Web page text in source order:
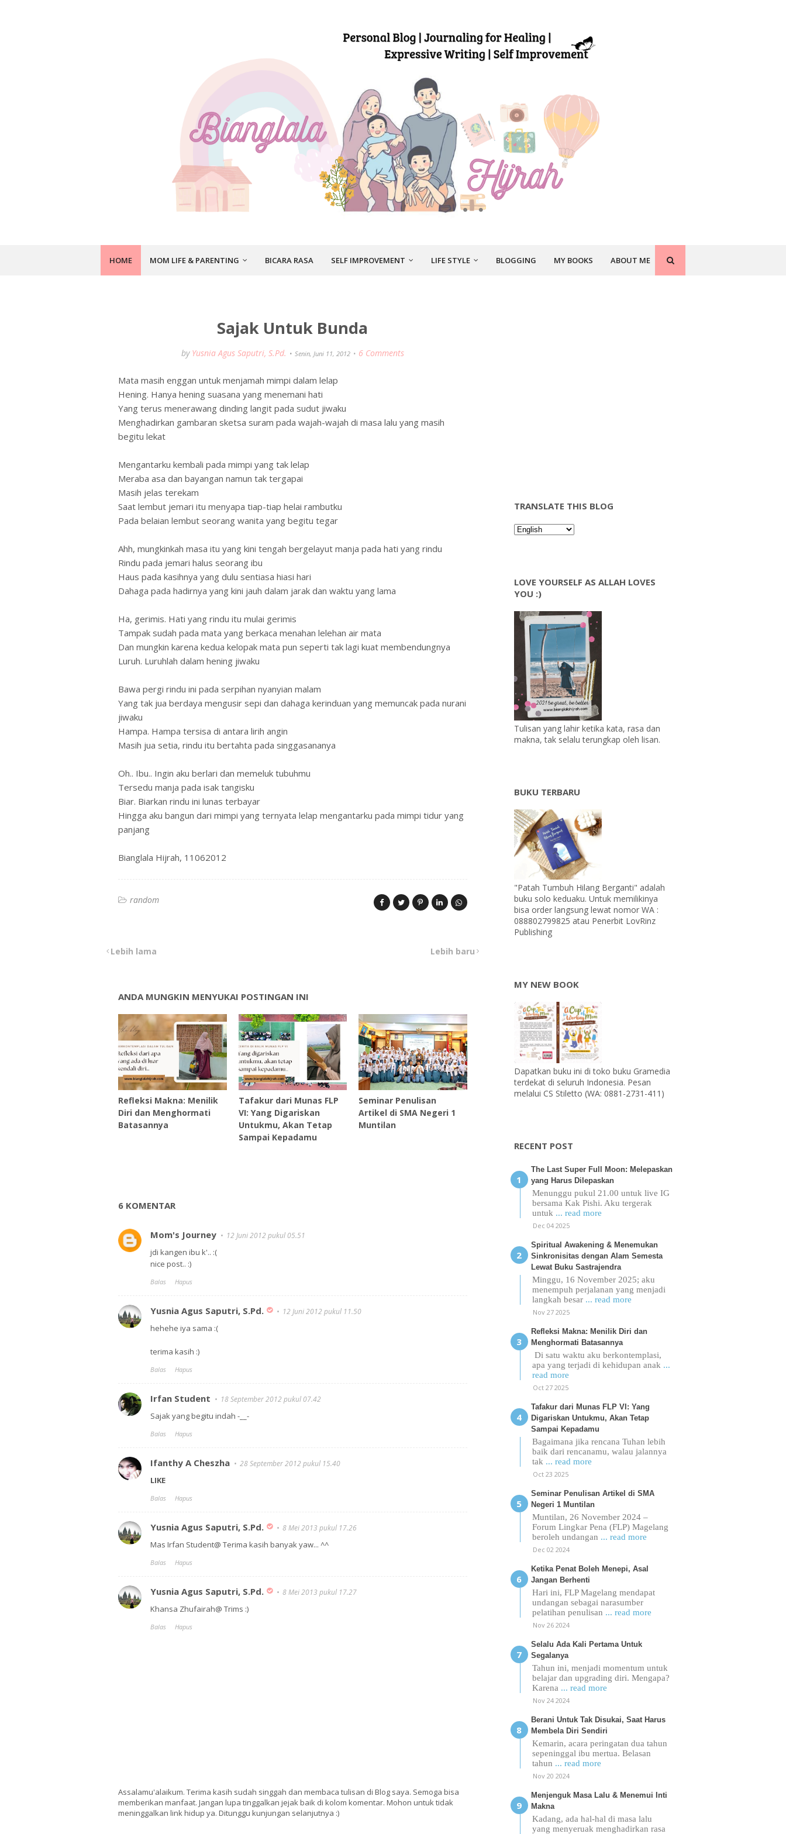
HOME MOM LIFE & PARENTING BICARA RASA SELF IMPROVEMENT LIFE STYLE BLOGGING MY BOOKS ABOUT ME
Sajak Untuk Bunda
by Yusnia Agus Saputri, S.Pd. Senin, Juni 11, 2012 6 Comments
Mata masih enggan untuk menjamah mimpi dalam lelap
Hening. Hanya hening suasana yang menemani hati
Yang terus menerawang dinding langit pada sudut jiwaku
Menghadirkan gambaran sketsa suram pada wajah-wajah di masa lalu yang masih
begitu lekat
Mengantarku kembali pada mimpi yang tak lelap
Meraba asa dan bayangan namun tak tergapai
Masih jelas terekam
Saat lembut jemari itu menyapa tiap-tiap helai rambutku
Pada belaian lembut seorang wanita yang begitu tegar
Ahh, mungkinkah masa itu yang kini tengah bergelayut manja pada hati yang rindu
Rindu pada jemari halus seorang ibu
Haus pada kasihnya yang dulu sentiasa hiasi hari
Dahaga pada hadirnya yang kini jauh dalam jarak dan waktu yang lama
Ha, gerimis. Hati yang rindu itu mulai gerimis
Tampak sudah pada mata yang berkaca menahan lelehan air mata
Dan mungkin karena kedua kelopak mata pun seperti tak lagi kuat membendungnya
Luruh. Luruhlah dalam hening jiwaku
Bawa pergi rindu ini pada serpihan nyanyian malam
Yang tak jua berdaya mengusir sepi dan dahaga kerinduan yang memuncak pada nurani
jiwaku
Hampa. Hampa tersisa di antara lirih angin
Masih jua setia, rindu itu bertahta pada singgasananya
Oh.. Ibu.. Ingin aku berlari dan memeluk tubuhmu
Tersedu manja pada isak tangisku
Biar. Biarkan rindu ini lunas terbayar
Hingga aku bangun dari mimpi yang ternyata lelap mengantarku pada mimpi tidur yang
panjang
Bianglala Hijrah, 11062012
random
Lebih baru
Lebih lama
ANDA MUNGKIN MENYUKAI POSTINGAN INI
Refleksi Makna: Menilik
Diri dan Menghormati
Batasannya
Tafakur dari Munas FLP
VI: Yang Digariskan
Untukmu, Akan Tetap
Sampai Kepadamu
Seminar Penulisan
Artikel di SMA Negeri 1
Muntilan
6 KOMENTAR
Mom's Journey 12 Juni 2012 pukul 05.51
jdi kangen ibu k'.. :(
nice post.. :)
Balas Hapus
Yusnia Agus Saputri, S.Pd. 12 Juni 2012 pukul 11.50
hehehe iya sama :(
terima kasih :)
Balas Hapus
Irfan Student 18 September 2012 pukul 07.42
Sajak yang begitu indah -__-
Balas Hapus
Ifanthy A Cheszha 28 September 2012 pukul 15.40
LIKE
Balas Hapus
Yusnia Agus Saputri, S.Pd. 8 Mei 2013 pukul 17.26
Mas Irfan Student@ Terima kasih banyak yaw... ^^
Balas Hapus
Yusnia Agus Saputri, S.Pd. 8 Mei 2013 pukul 17.27
Khansa Zhufairah@ Trims :)
Balas Hapus
Assalamu'alaikum. Terima kasih sudah singgah dan membaca tulisan di Blog saya. Semoga bisa
memberikan manfaat. Jangan lupa tinggalkan jejak baik di kolom komentar. Mohon untuk tidak
meninggalkan link hidup ya. Ditunggu kunjungan selanjutnya :)
TRANSLATE THIS BLOG
LOVE YOURSELF AS ALLAH LOVES
YOU :)
Tulisan yang lahir ketika kata, rasa dan
makna, tak selalu terungkap oleh lisan.
BUKU TERBARU
"Patah Tumbuh Hilang Berganti" adalah
buku solo keduaku. Untuk memilikinya
bisa order langsung lewat nomor WA :
088802799825 atau Penerbit LovRinz
Publishing
MY NEW BOOK
Dapatkan buku ini di toko buku Gramedia
terdekat di seluruh Indonesia. Pesan
melalui CS Stiletto (WA: 0881-2731-411)
RECENT POST
The Last Super Full Moon: Melepaskan
yang Harus Dilepaskan
Menunggu pukul 21.00 untuk live IG
bersama Kak Pishi. Aku tergerak
untuk ... read more
Dec 04 2025
Spiritual Awakening & Menemukan
Sinkronisitas dengan Alam Semesta
Lewat Buku Sastrajendra
Minggu, 16 November 2025; aku
menempuh perjalanan yang menjadi
langkah besar ... read more
Nov 27 2025
Refleksi Makna: Menilik Diri dan
Menghormati Batasannya
Di satu waktu aku berkontemplasi,
apa yang terjadi di kehidupan anak ...
read more
Oct 27 2025
Tafakur dari Munas FLP VI: Yang
Digariskan Untukmu, Akan Tetap
Sampai Kepadamu
Bagaimana jika rencana Tuhan lebih
baik dari rencanamu, walau jalannya
tak ... read more
Oct 23 2025
Seminar Penulisan Artikel di SMA
Negeri 1 Muntilan
Muntilan, 26 November 2024 –
Forum Lingkar Pena (FLP) Magelang
beroleh undangan ... read more
Dec 02 2024
Ketika Penat Boleh Menepi, Asal
Jangan Berhenti
Hari ini, FLP Magelang mendapat
undangan sebagai narasumber
pelatihan penulisan ... read more
Nov 26 2024
Selalu Ada Kali Pertama Untuk
Segalanya
Tahun ini, menjadi momentum untuk
belajar dan upgrading diri. Mengapa?
Karena ... read more
Nov 24 2024
Berani Untuk Tak Disukai, Saat Harus
Membela Diri Sendiri
Kemarin, acara peringatan dua tahun
sepeninggal ibu mertua. Belasan
tahun ... read more
Nov 20 2024
Menjenguk Masa Lalu & Menemui Inti
Makna
Kadang, ada hal-hal di masa lalu
yang menyeruak menghadirkan rasa